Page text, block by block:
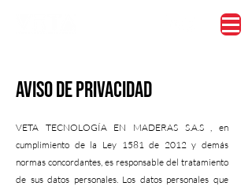
Aviso de privacidad
VETA TECNOLOGÍA EN MADERAS S.A.S , en
cumplimiento de la Ley 1581 de 2012 y demás
normas concordantes, es responsable del tratamiento
de sus datos personales. Los datos personales que